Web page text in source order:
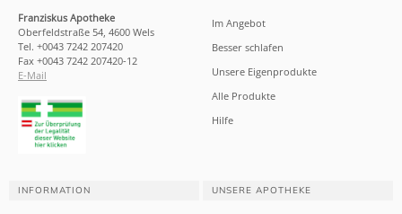
Franziskus Apotheke
Oberfeldstraße 54, 4600 Wels
Tel. +0043 7242 207420
Fax +0043 7242 207420-12
E-Mail
Im Angebot
Besser schlafen
Unsere Eigenprodukte
Alle Produkte
Hilfe
INFORMATION UNSERE APOTHEKE